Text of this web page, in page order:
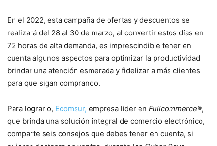
En el 2022, esta campaña de ofertas y descuentos se
realizará del 28 al 30 de marzo; al convertir estos días en
72 horas de alta demanda, es imprescindible tener en
cuenta algunos aspectos para optimizar la productividad,
brindar una atención esmerada y fidelizar a más clientes
para que sigan comprando.
Para lograrlo, Ecomsur, empresa líder en Fullcommerce®,
que brinda una solución integral de comercio electrónico,
comparte seis consejos que debes tener en cuenta, si